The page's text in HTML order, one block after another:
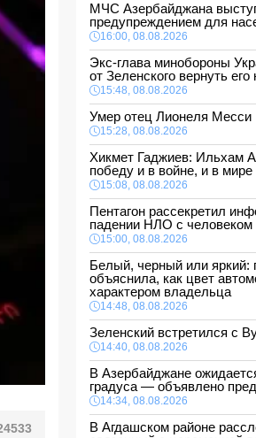
МЧС Азербайджана
предупреждением для
16:00, 08.08.2026
Экс-глава минобороны
от Зеленского вернуть его
15:48, 08.08.2026
Умер отец Лионеля Месси
15:28, 08.08.2026
Хикмет Гаджиев: Ильхам
победу и в войне, и в мире
15:08, 08.08.2026
Пентагон рассекретил
падении НЛО с человеком
15:00, 08.08.2026
Белый, черный или яркий:
объяснила, как цвет
характером владельца
14:48, 08.08.2026
Зеленский встретился с
14:40, 08.08.2026
В Азербайджане
градуса — объявлено
14:34, 08.08.2026
В Агдашском районе